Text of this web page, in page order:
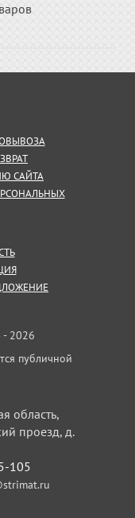
САЙТА
- 2026
публичной
область,
проезд, д.
105